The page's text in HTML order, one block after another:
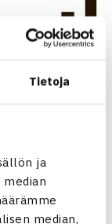
Tietoja
ja
median,